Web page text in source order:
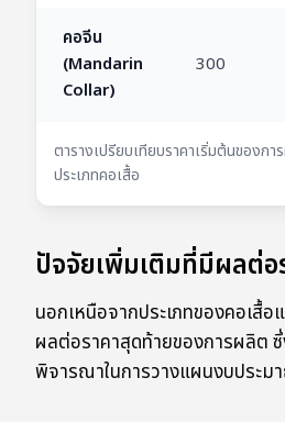
ตารางเปรียบเทียบราคาเริ่มต้นของก
ประเภทคอเสื้อ
คอจีน
(Mandarin
Collar)
300
ปัจจัยเพิ่มเติมที่มีผลต่อ
นอกเหนือจากประเภทของคอเสื้
ผลต่อราคาสุดท้ายของการผลิต
พิจารณาในการวางแผนงบประม